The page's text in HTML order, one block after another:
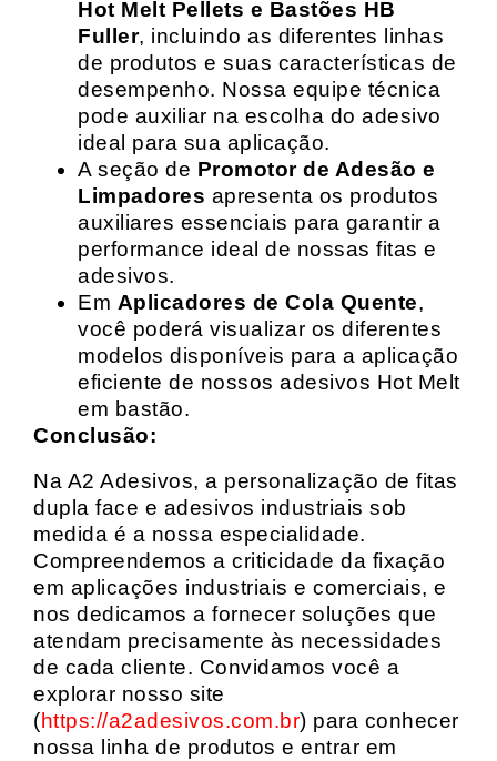
Hot Melt Pellets e Bastões HB
Fuller, incluindo as diferentes linhas
de produtos e suas características de
desempenho. Nossa equipe técnica
pode auxiliar na escolha do adesivo
ideal para sua aplicação.
A seção de Promotor de Adesão e
Limpadores apresenta os produtos
auxiliares essenciais para garantir a
performance ideal de nossas fitas e
adesivos.
Em Aplicadores de Cola Quente,
você poderá visualizar os diferentes
modelos disponíveis para a aplicação
eficiente de nossos adesivos Hot Melt
em bastão.
Conclusão:
Na A2 Adesivos, a personalização de fitas
dupla face e adesivos industriais sob
medida é a nossa especialidade.
Compreendemos a criticidade da fixação
em aplicações industriais e comerciais, e
nos dedicamos a fornecer soluções que
atendam precisamente às necessidades
de cada cliente. Convidamos você a
explorar nosso site
(https://a2adesivos.com.br) para conhecer
nossa linha de produtos e entrar em